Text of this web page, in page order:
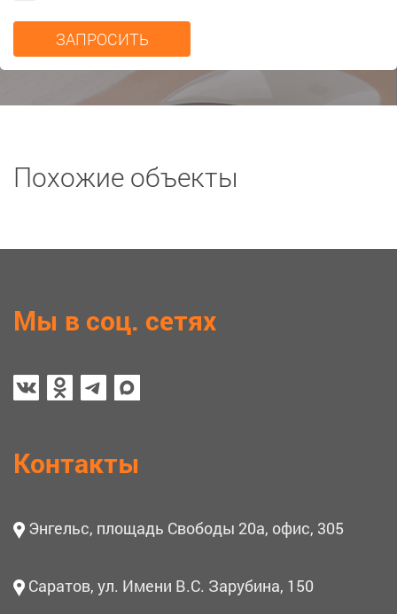
Похожие объекты
Мы в соц. сетях
Контакты
Энгельс, площадь Свободы 20а, офис, 305
Саратов, ул. Имени В.С. Зарубина, 150